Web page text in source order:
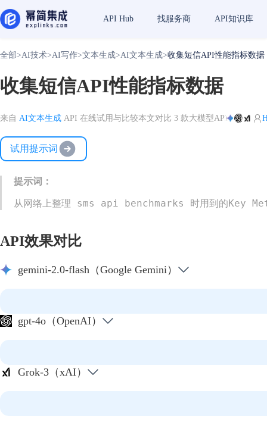
API Hub 找服务商 API知识库
全部>AI技术>AI写作>文本生成>AI文本生成>收集短信API性能指标数据
收集短信API性能指标数据
来自 AI文本生成 API 在线试用与比较本文对比 3 款大模型API
试用提示词
提示词：
从网络上整理 sms api benchmarks 时用到的Key
API效果对比
gemini-2.0-flash（Google Gemini）
gpt-4o（OpenAI）
Grok-3（xAI）